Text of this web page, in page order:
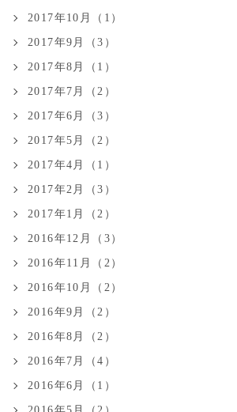
2017年10月（1）
2017年9月（3）
2017年8月（1）
2017年7月（2）
2017年6月（3）
2017年5月（2）
2017年4月（1）
2017年2月（3）
2017年1月（2）
2016年12月（3）
2016年11月（2）
2016年10月（2）
2016年9月（2）
2016年8月（2）
2016年7月（4）
2016年6月（1）